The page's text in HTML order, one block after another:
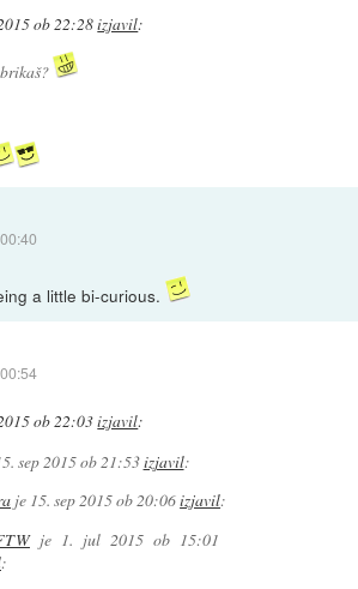
ob 22:28izjavil:
a little bi-curious.
ob 22:03izjavil:
sep 2015 ob 21:53izjavil:
je 15. sep 2015 ob 20:06izjavil:
je 1. jul 2015 ob 15:01
: